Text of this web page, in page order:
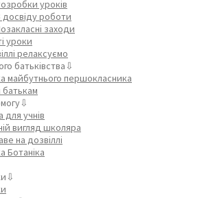
уроків
досвіду роботи
заходи
уроки
релаксуємо
батьківства⇩
майбутнього першокласника
для учнів
вигляд школяра
на дозвіллі
Ботаніка